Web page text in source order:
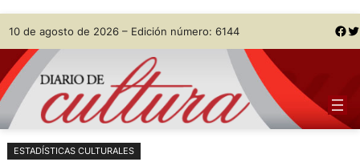
Saltar
al
contenido
Skip
to
content
10 de agosto de 2026 – Edición número: 6144 Facebook Twitter
ESTADÍSTICAS CULTURALES